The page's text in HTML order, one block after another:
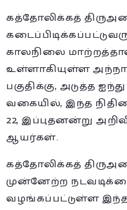
கத்தோலிக்கத்
காலநிலை
உள்ளாகியுள்ள
பகுதிக்கு, அடுத்த
வகையில், இந்த
22, இப்புதனன்று
ஆயர்கள்.
கத்தோலிக்கத்
முன்னேற்ற
வழங்கப்பட்டுள்ள இந்த